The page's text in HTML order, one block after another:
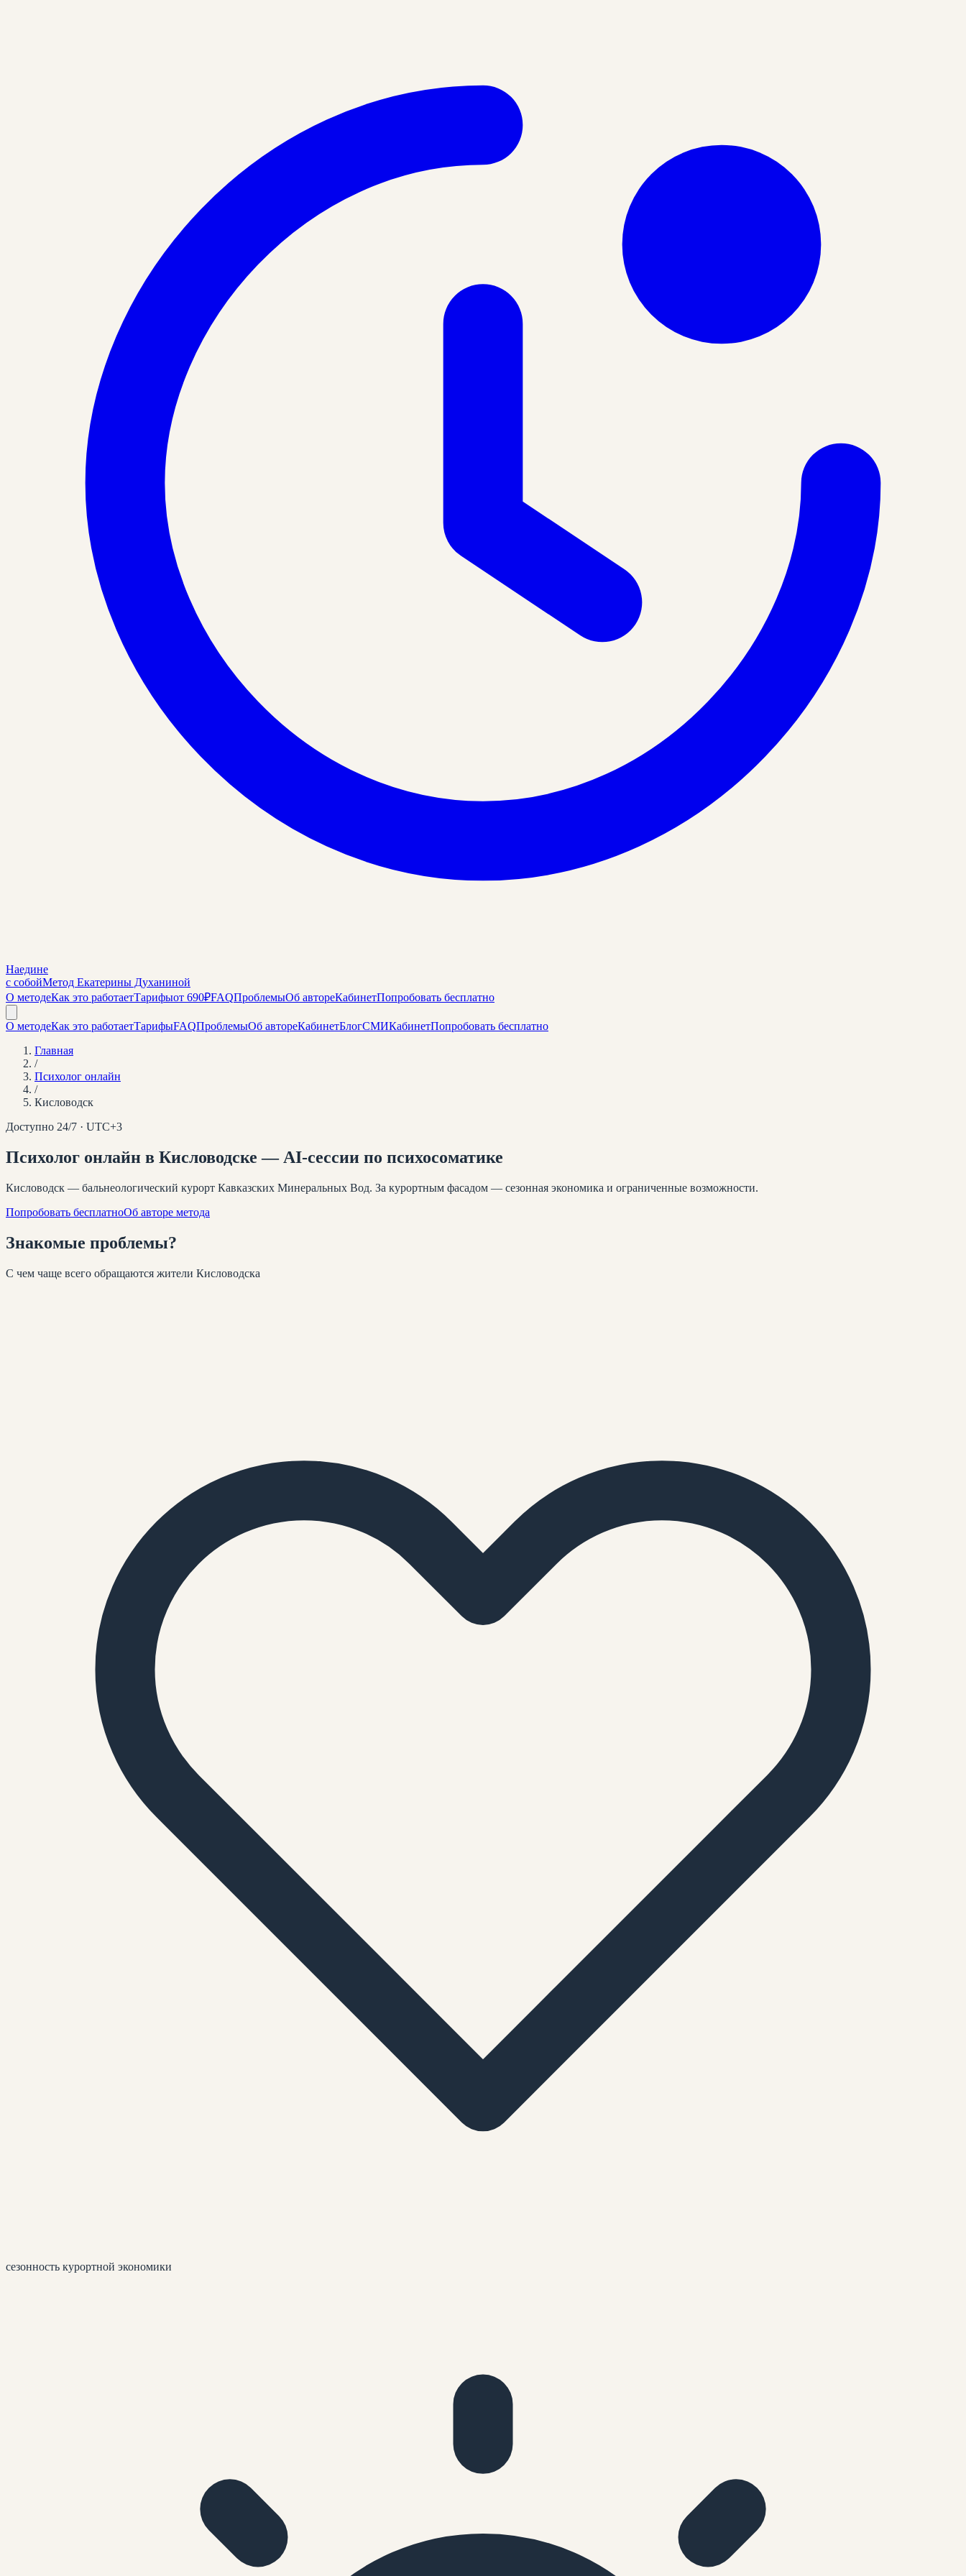
Наедине
с собойМетод Екатерины Духаниной
О методеКак это работаетТарифыот 690₽FAQПроблемыОб автореКабинетПопробовать бесплатно
О методеКак это работаетТарифыFAQПроблемыОб автореКабинетБлогСМИКабинетПопробовать бесплатно
Главная
/
Психолог онлайн
/
Кисловодск
Доступно 24/7 · UTC+3
Психолог онлайн в Кисловодске — AI-сессии по психосоматике
Кисловодск — бальнеологический курорт Кавказских Минеральных Вод. За курортным фасадом — сезонная экономика и ограниченные возможности.
Попробовать бесплатноОб авторе метода
Знакомые проблемы?
С чем чаще всего обращаются жители Кисловодска
сезонность курортной экономики